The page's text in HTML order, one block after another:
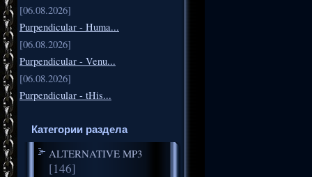
[06.08.2026]
Purpendicular - Huma...
[06.08.2026]
Purpendicular - Venu...
[06.08.2026]
Purpendicular - tHis...
Категории раздела
ALTERNATIVE MP3
[146]